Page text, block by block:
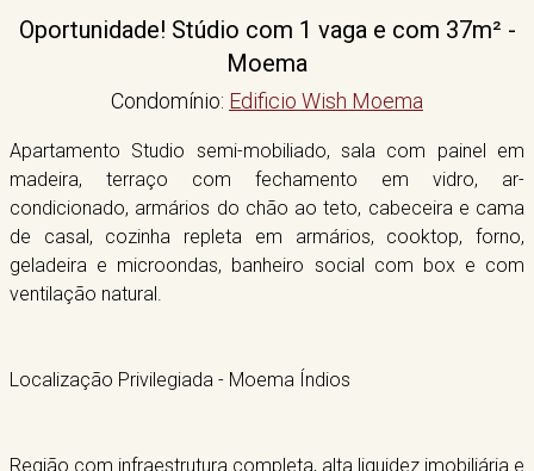
Oportunidade! Stúdio com 1 vaga e com 37m² -
Moema
Condomínio: Edificio Wish Moema
Apartamento Studio semi-mobiliado, sala com painel em
madeira, terraço com fechamento em vidro, ar-
condicionado, armários do chão ao teto, cabeceira e cama
de casal, cozinha repleta em armários, cooktop, forno,
geladeira e microondas, banheiro social com box e com
ventilação natural.
Localização Privilegiada - Moema Índios
Região com infraestrutura completa, alta liquidez imobiliária e